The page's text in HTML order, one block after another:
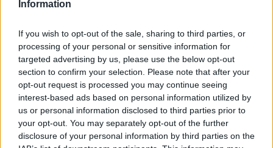
Information
If you wish to opt-out of the sale, sharing to third parties, or
processing of your personal or sensitive information for
targeted advertising by us, please use the below opt-out
section to confirm your selection. Please note that after your
opt-out request is processed you may continue seeing
interest-based ads based on personal information utilized by
us or personal information disclosed to third parties prior to
your opt-out. You may separately opt-out of the further
disclosure of your personal information by third parties on the